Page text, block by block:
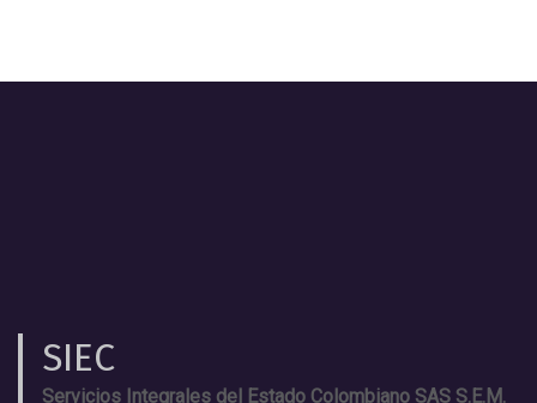
SIEC
Servicios Integrales del Estado Colombiano SAS S.E.M.